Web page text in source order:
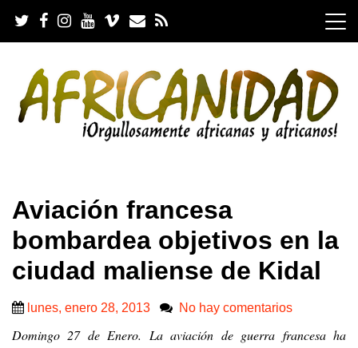
i
Aviación francesa
bombardea objetivos en la
ciudad maliense de Kidal
lunes, enero 28, 2013 No hay comentarios
Domingo 27 de Enero. La aviación de guerra francesa ha